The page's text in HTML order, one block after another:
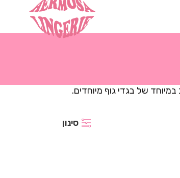
של בגדי גוף מיוחדים.
סינון